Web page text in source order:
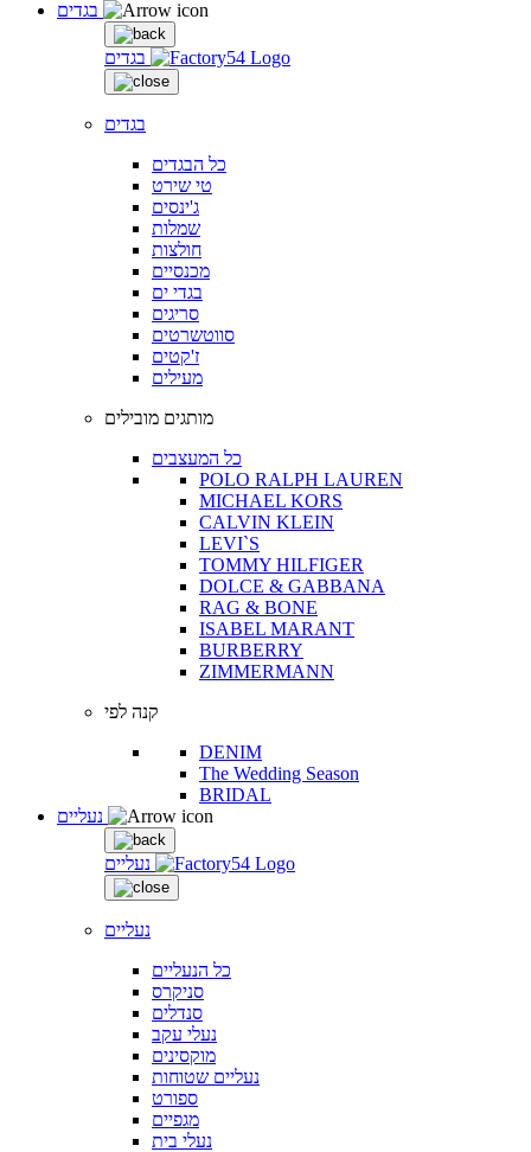
בגדים
בגדים
כל הבגדים
טי שירט
ג'ינסים
שמלות
חולצות
מכנסיים
בגדי ים
סריגים
סווטשרטים
ז'קטים
מעילים
מותגים מובילים
כל המעצבים
POLO RALPH LAUREN
MICHAEL KORS
CALVIN KLEIN
LEVI`S
TOMMY HILFIGER
DOLCE & GABBANA
RAG & BONE
ISABEL MARANT
BURBERRY
ZIMMERMANN
קנה לפי
DENIM
The Wedding Season
BRIDAL
נעליים
נעליים
כל הנעליים
סניקרס
סנדלים
נעלי עקב
מוקסינים
נעליים שטוחות
ספורט
מגפיים
נעלי בית